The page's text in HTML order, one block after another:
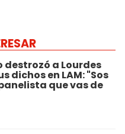
destrozó a Lourdes
dichos en LAM: "Sos
que vas de